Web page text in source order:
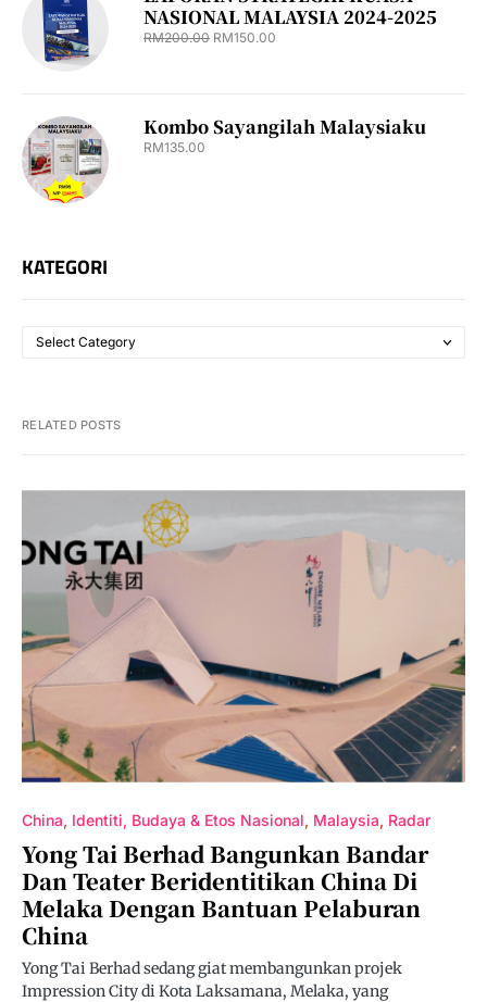
NASIONAL MALAYSIA 2024-2025
RM200.00 RM150.00
Kombo Sayangilah Malaysiaku
RM135.00
KATEGORI
RELATED POSTS
China Identiti, Budaya & Etos Nasional Malaysia Radar
Yong Tai Berhad Bangunkan Bandar
Dan Teater Beridentitikan China Di
Melaka Dengan Bantuan Pelaburan
China
Yong Tai Berhad sedang giat membangunkan projek
Impression City di Kota Laksamana, Melaka, yang